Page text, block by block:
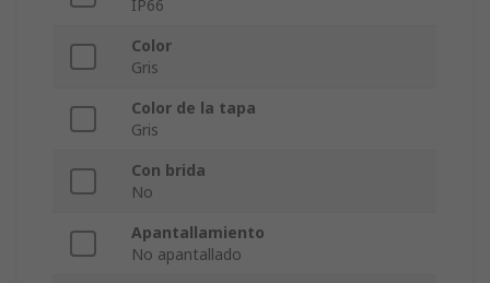
IP66
Color
Gris
Color de la tapa
Gris
Con brida
No
Apantallamiento
No apantallado